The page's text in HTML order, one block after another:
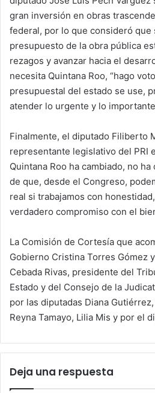
gran inversión en obras
federal, por lo que consideró que
presupuesto de la obra pública
rezagos y avanzar hacia el
necesita Quintana Roo, “hago
presupuestal del estado se use,
atender lo urgente y lo
Finalmente, el diputado Filiberto
representante legislativo del PRI
Quintana Roo ha cambiado, no
de que, desde el Congreso,
real si trabajamos con
verdadero compromiso con el
La Comisión de Cortesía que
Gobierno Cristina Torres Gómez
Cebada Rivas, presidente del
Estado y del Consejo de la
por las diputadas Diana
Reyna Tamayo, Lilia Mis y por el
Deja una respuesta